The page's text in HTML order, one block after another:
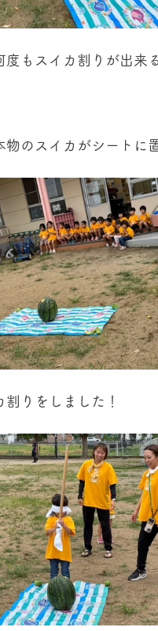
もスイカ割りが出来
のスイカがシートに
りをしました！